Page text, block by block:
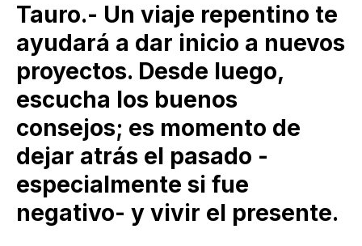
Tauro.- Un viaje repentino te
ayudará a dar inicio a nuevos
proyectos. Desde luego,
escucha los buenos
consejos; es momento de
dejar atrás el pasado -
especialmente si fue
negativo- y vivir el presente.